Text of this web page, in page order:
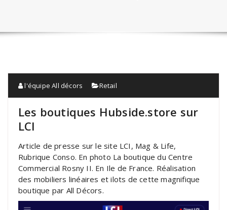
l'équipe All décors Retail
Les boutiques Hubside.store sur
LCI
Article de presse sur le site LCI, Mag & Life,
Rubrique Conso. En photo La boutique du Centre
Commercial Rosny II. En Ile de France. Réalisation
des mobiliers linéaires et ilots de cette magnifique
boutique par All Décors.